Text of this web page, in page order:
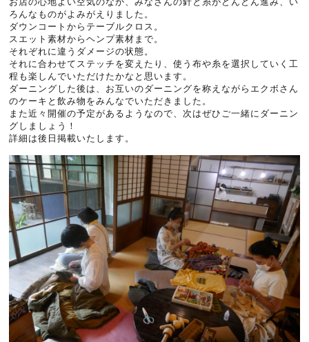
ろんなものがよみがえりました。
ダウンコートからテーブルクロス。
スエット素材からヘンプ素材まで。
それぞれに違うダメージの状態。
それに合わせてステッチを変えたり、使う布や糸を選択していく工
程も楽しんでいただけたかなと思います。
ダーニングした後は、お互いのダーニングを称えながらエクボさん
のケーキと飲み物をみんなでいただきました。
また近々開催の予定があるようなので、次はぜひご一緒にダーニン
グしましょう！
詳細は後日掲載いたします。